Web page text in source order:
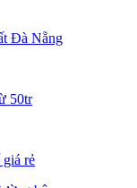
Đà Nẵng
50tr
rẻ